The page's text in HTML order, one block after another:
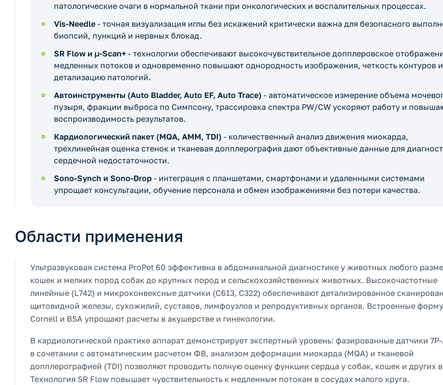
патологические очаги в нормальной ткани при онкологических и воспалительных процессах.
Vis-Needle - точная визуализация иглы без искажений критически важна для безопасного
биопсий, пункций и нервных блокад.
SR Flow и μ-Scan+ - технологии обеспечивают высокочувствительное допплеровское
медленных потоков и одновременно повышают однородность изображения, четкость контуров и
детализацию патологий.
Автоинструменты (Auto Bladder, Auto EF, Auto Trace) - автоматическое измерение объема
пузыря, фракции выброса по Симпсону, трассировка спектра PW/CW ускоряют работу и
воспроизводимость результатов.
Кардиологический пакет (MQA, AMM, TDI) - количественный анализ движения миокарда,
трехлинейная оценка стенок и тканевая допплерография дают объективные данные для
сердечной недостаточности.
Sono-Synch и Sono-Drop - интеграция с планшетами, смартфонами и удаленными системами
упрощает консультации, обучение персонала и обмен изображениями без потери качества.
Области применения
Ультразвуковая система ProPet 60 эффективна в абдоминальной диагностике у животных любого
кошек и мелких пород собак до крупных пород и сельскохозяйственных животных. Высокочастотные
линейные (L742) и микроконвексные датчики (C613, C322) обеспечивают детализированное
щитовидной железы, сухожилий, суставов, лимфоузлов и репродуктивных органов. Встроенные
Cornell и BSA упрощают расчеты в акушерстве и гинекологии.
В кардиологической практике аппарат демонстрирует экспертный уровень: фазированные датчики 7P-
в сочетании с автоматическим расчетом ФВ, анализом деформации миокарда (MQA) и тканевой
допплерографией (TDI) позволяют проводить полную оценку функции сердца у собак, кошек и других
Технология SR Flow повышает чувствительность к медленным потокам в сосудах малого круга.